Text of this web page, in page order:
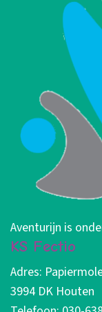
Aventurijn is
KS Fectio
Adres:
3994 DK Houten